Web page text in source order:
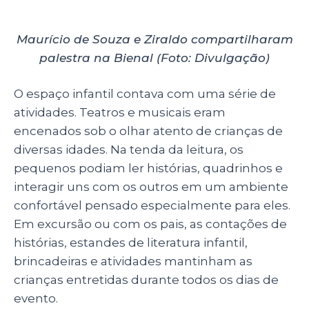
Maurício de Souza e Ziraldo compartilharam
palestra na Bienal (Foto: Divulgação)
O espaço infantil contava com uma série de
atividades. Teatros e musicais eram
encenados sob o olhar atento de crianças de
diversas idades. Na tenda da leitura, os
pequenos podiam ler histórias, quadrinhos e
interagir uns com os outros em um ambiente
confortável pensado especialmente para eles.
Em excursão ou com os pais, as contações de
histórias, estandes de literatura infantil,
brincadeiras e atividades mantinham as
crianças entretidas durante todos os dias de
evento.